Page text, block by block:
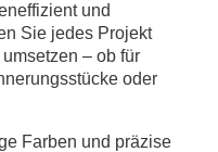
und
Sie jedes Projekt
– ob für
oder
Farben und präzise